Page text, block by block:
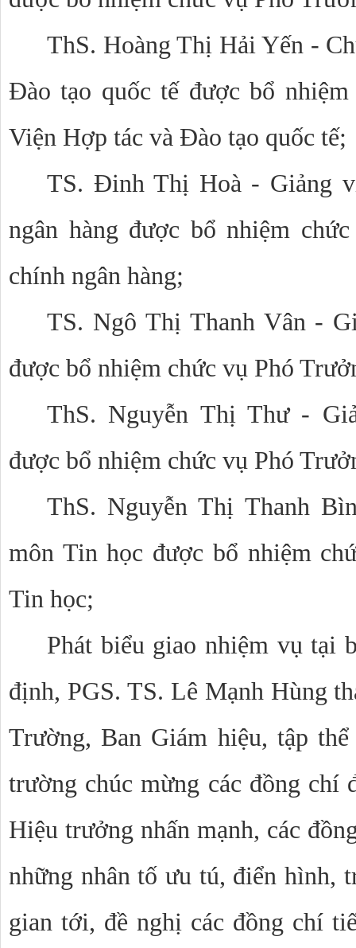
ThS. Hoàng Thị Hải Yến -
Đào tạo quốc tế được bổ
Viện Hợp tác và Đào tạo quốc tế;
TS. Đinh Thị Hoà - Giảng
ngân hàng được bổ nhiệm
chính ngân hàng;
TS. Ngô Thị Thanh Vân -
được bổ nhiệm chức vụ Phó
ThS. Nguyễn Thị Thư -
được bổ nhiệm chức vụ Phó
ThS. Nguyễn Thị Thanh
môn Tin học được bổ nhiệm
Tin học;
Phát biểu giao nhiệm vụ tại
định, PGS. TS. Lê Mạnh Hùng
Trường, Ban Giám hiệu, tập
trường chúc mừng các đồng chí
Hiệu trưởng nhấn mạnh, các
những nhân tố ưu tú, điển hình,
gian tới, đề nghị các đồng chí